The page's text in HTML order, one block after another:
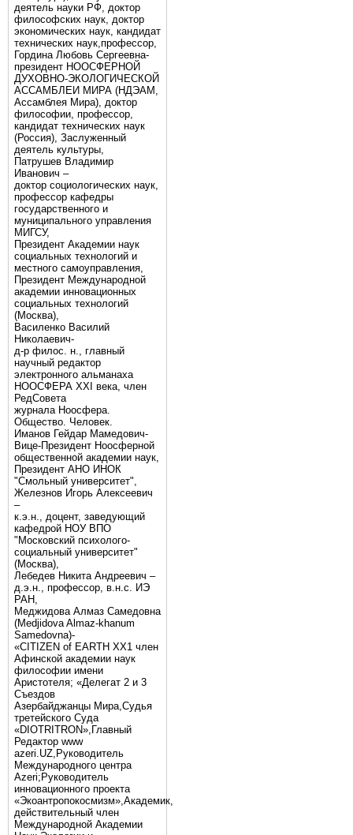
деятель науки РФ, доктор
философских наук, доктор
экономических наук, кандидат
технических наук,профессор,
Гордина Любовь Сергеевна-
президент НООСФЕРНОЙ
ДУХОВНО-ЭКОЛОГИЧЕСКОЙ
АССАМБЛЕИ МИРА (НДЭАМ,
Ассамблея Мира), доктор
философии, профессор,
кандидат технических наук
(Россия), Заслуженный
деятель культуры,
Патрушев Владимир
Иванович –
доктор социологических наук,
профессор кафедры
государственного и
муниципального управления
МИГСУ,
Президент Академии наук
социальных технологий и
местного самоуправления,
Президент Международной
академии инновационных
социальных технологий
(Москва),
Василенко Василий
Николаевич-
д-р филос. н., главный
научный редактор
электронного альманаха
НООСФЕРА XXI века, член
РедСовета
журнала Ноосфера.
Общество. Человек.
Иманов Гейдар Мамедович-
Вице-Президент Ноосферной
общественной академии наук,
Президент АНО ИНОК
"Смольный университет",
Железнов Игорь Алексеевич
–
к.э.н., доцент, заведующий
кафедрой НОУ ВПО
"Московский психолого-
социальный университет"
(Москва),
Лебедев Никита Андреевич –
д.э.н., профессор, в.н.с. ИЭ
РАН,
Меджидова Алмаз Самедовна
(Medjidova Almaz-khanum
Samedovna)-
«CITIZEN of EARTH XX1 член
Афинской академии наук
философии имени
Аристотеля; «Делегат 2 и 3
Съездов
Азербайджанцы Мира,Судья
третейского Суда
«DIOTRITRON»,Главный
Редактор www
azeri.UZ,Руководитель
Международного центра
Аzeri;Руководитель
инновационного проекта
«Экоантропокосмизм»,Академик,
действительный член
Международной Академии